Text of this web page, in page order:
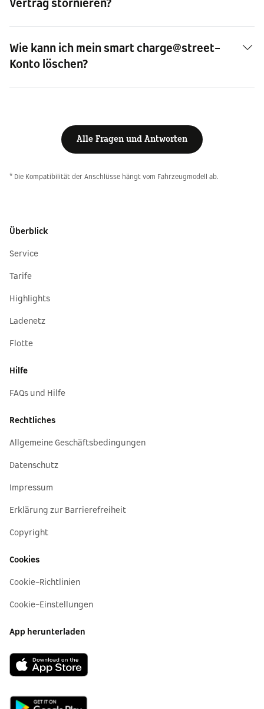
Vertrag stornieren?
Wie kann ich mein smart charge@street-
Konto löschen?
Alle Fragen und Antworten
* Die Kompatibilität der Anschlüsse hängt vom Fahrzeugmodell ab.
Überblick
Service
Tarife
Highlights
Ladenetz
Flotte
Hilfe
FAQs und Hilfe
Rechtliches
Allgemeine Geschäftsbedingungen
Datenschutz
Impressum
Erklärung zur Barrierefreiheit
Copyright
Cookies
Cookie-Richtlinien
Cookie-Einstellungen
App herunterladen